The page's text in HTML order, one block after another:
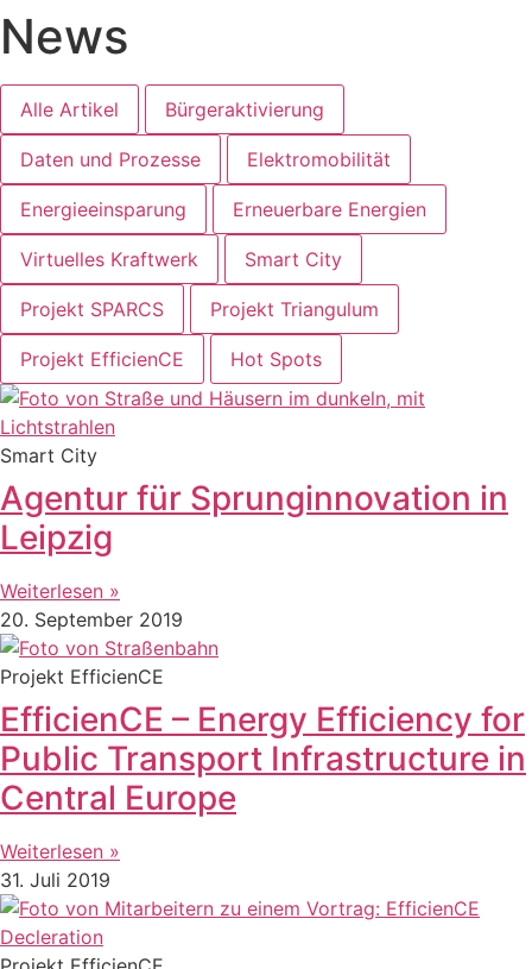
News
Alle Artikel Bürgeraktivierung
Daten und Prozesse Elektromobilität
Energieeinsparung Erneuerbare Energien
Virtuelles Kraftwerk Smart City
Projekt SPARCS Projekt Triangulum
Projekt EfficienCE Hot Spots
Smart City
Agentur für Sprunginnovation in
Leipzig
Weiterlesen »
20. September 2019
Projekt EfficienCE
EfficienCE – Energy Efficiency for
Public Transport Infrastructure in
Central Europe
Weiterlesen »
31. Juli 2019